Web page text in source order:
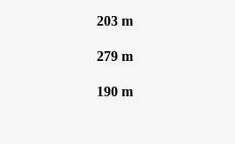
203 m
279 m
190 m